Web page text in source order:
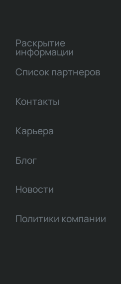
Раскрытие
информации
Список партнеров
Контакты
Карьера
Блог
Новости
Политики компании